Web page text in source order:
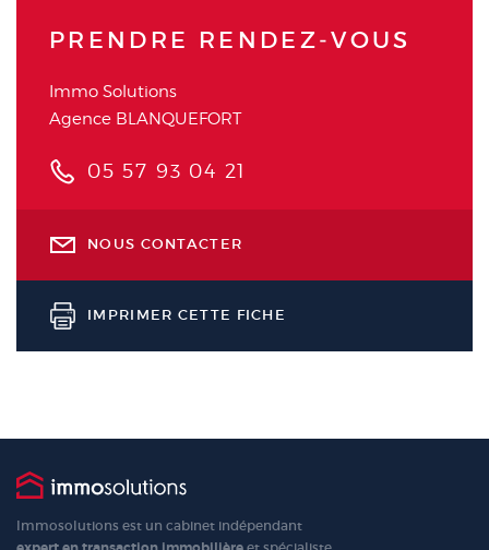
PRENDRE RENDEZ‑VOUS
Immo Solutions
Agence BLANQUEFORT
05 57 93 04 21
NOUS CONTACTER
IMPRIMER CETTE FICHE
Immosolutions est un cabinet indépendant
et spécialiste